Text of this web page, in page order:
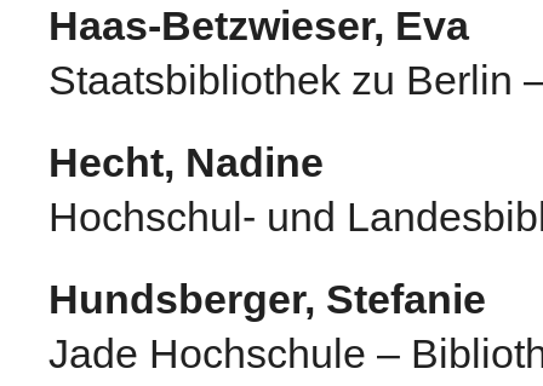
Haas-Betzwieser, Eva
Staatsbibliothek zu Berlin
Hecht, Nadine
Hochschul- und
Hundsberger, Stefanie
Jade Hochschule –